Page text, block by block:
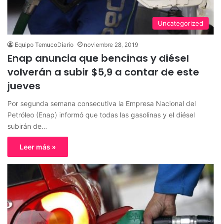
Uncategorized
Equipo TemucoDiario noviembre 28, 2019
Enap anuncia que bencinas y diésel
volverán a subir $5,9 a contar de este
jueves
Por segunda semana consecutiva la Empresa Nacional del
Petróleo (Enap) informó que todas las gasolinas y el diésel
subirán de…
Leer más »